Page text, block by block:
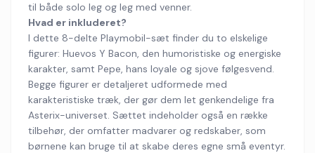
til både solo leg og leg med venner.
Hvad er inkluderet?
I dette 8-delte Playmobil-sæt finder du to elskelige
figurer: Huevos Y Bacon, den humoristiske og energiske
karakter, samt Pepe, hans loyale og sjove følgesvend.
Begge figurer er detaljeret udformede med
karakteristiske træk, der gør dem let genkendelige fra
Asterix-universet. Sættet indeholder også en række
tilbehør, der omfatter madvarer og redskaber, som
børnene kan bruge til at skabe deres egne små eventyr.